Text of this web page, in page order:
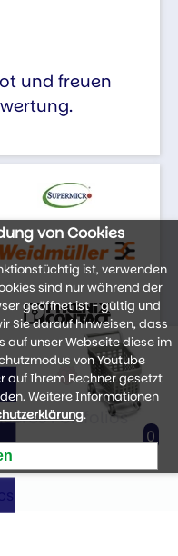
und freuen
Portfolios
von Cookies
ist, verwenden
sind nur während der
geöffnet ist - gültig und
Sie darauf hinweisen, dass
auf unser Webseite diese im
von Youtube
auf Ihrem Rechner gesetzt
Weitere Informationen
.
0